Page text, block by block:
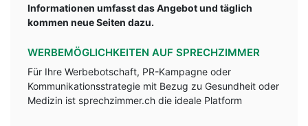
Informationen umfasst das Angebot und täglich
kommen neue Seiten dazu.
WERBEMÖGLICHKEITEN AUF SPRECHZIMMER
Für Ihre Werbebotschaft, PR-Kampagne oder
Kommunikationsstrategie mit Bezug zu Gesundheit oder
Medizin ist sprechzimmer.ch die ideale Platform